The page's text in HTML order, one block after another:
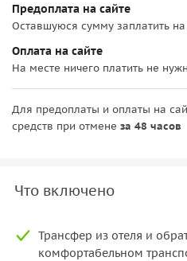
Предоплата на сайте
Оставшуюся сумму заплатить
Оплата на сайте
На месте ничего платить не
Для предоплаты и оплаты на
средств при отмене за 48 часов
Что включено
Трансфер из отеля и
комфортабельном